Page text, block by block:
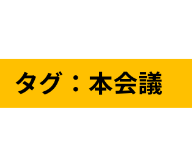
国会議員（衆議院｜参議院）
地方自治体議員
タグ：本会議